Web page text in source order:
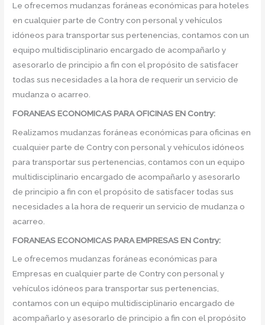
Le ofrecemos mudanzas foráneas económicas para hoteles
en cualquier parte de Contry con personal y vehículos
idóneos para transportar sus pertenencias, contamos con un
equipo multidisciplinario encargado de acompañarlo y
asesorarlo de principio a fin con el propósito de satisfacer
todas sus necesidades a la hora de requerir un servicio de
mudanza o acarreo.
FORANEAS ECONOMICAS PARA OFICINAS EN Contry:
Realizamos mudanzas foráneas económicas para oficinas en
cualquier parte de Contry con personal y vehículos idóneos
para transportar sus pertenencias, contamos con un equipo
multidisciplinario encargado de acompañarlo y asesorarlo
de principio a fin con el propósito de satisfacer todas sus
necesidades a la hora de requerir un servicio de mudanza o
acarreo.
FORANEAS ECONOMICAS PARA EMPRESAS EN Contry:
Le ofrecemos mudanzas foráneas económicas para
Empresas en cualquier parte de Contry con personal y
vehículos idóneos para transportar sus pertenencias,
contamos con un equipo multidisciplinario encargado de
acompañarlo y asesorarlo de principio a fin con el propósito